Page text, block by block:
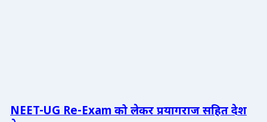
NEET-UG Re-Exam को लेकर प्रयागराज सहित देश